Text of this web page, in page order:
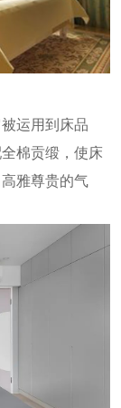
运用到床品
棉贡缎，使床
雅尊贵的气